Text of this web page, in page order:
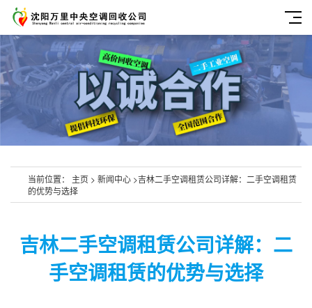
当前位置： 主页 > 新闻中心 >​吉林二手空调租赁公司详解：二手空调租赁
的优势与选择
​吉林二手空调租赁公司详解：二
手空调租赁的优势与选择